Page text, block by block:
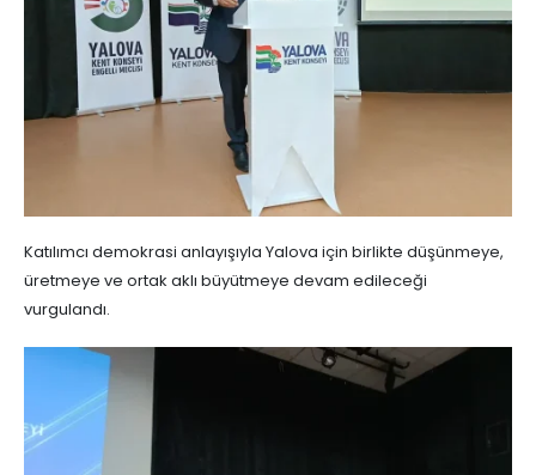
Katılımcı demokrasi anlayışıyla Yalova için birlikte düşünmeye,
üretmeye ve ortak aklı büyütmeye devam edileceği
vurgulandı.